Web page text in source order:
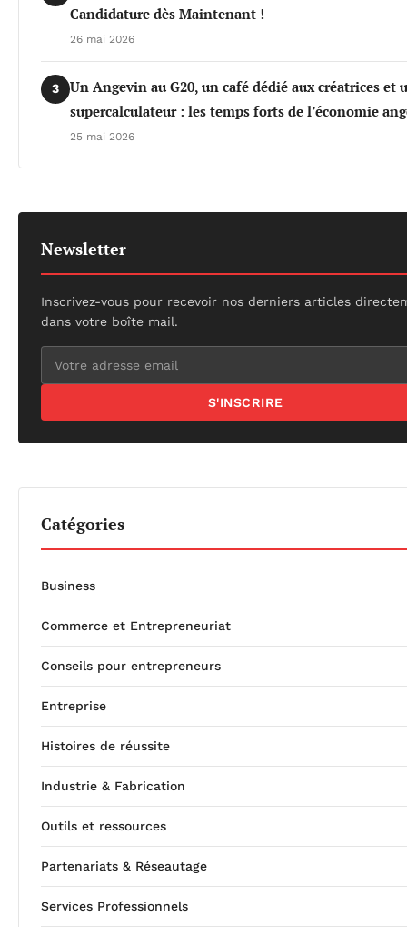
Candidature dès Maintenant !
26 mai 2026
3
Un Angevin au G20, un café dédié aux créatrices et
supercalculateur : les temps forts de l’économie
25 mai 2026
Newsletter
Inscrivez-vous pour recevoir nos derniers articles
dans votre boîte mail.
S'INSCRIRE
Catégories
Business
Commerce et Entrepreneuriat
Conseils pour entrepreneurs
Entreprise
Histoires de réussite
Industrie & Fabrication
Outils et ressources
Partenariats & Réseautage
Services Professionnels